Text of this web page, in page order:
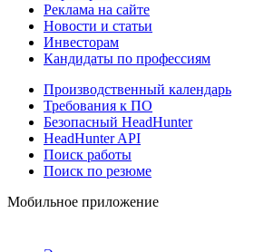
Реклама на сайте
Новости и статьи
Инвесторам
Кандидаты по профессиям
Производственный календарь
Требования к ПО
Безопасный HeadHunter
HeadHunter API
Поиск работы
Поиск по резюме
Мобильное приложение